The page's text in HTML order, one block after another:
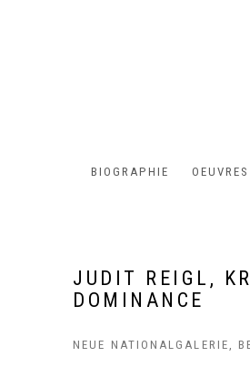
BIOGRAPHIE OEUVRES
JUDIT REIGL,
DOMINANCE
NEUE NATIONALGALERIE,